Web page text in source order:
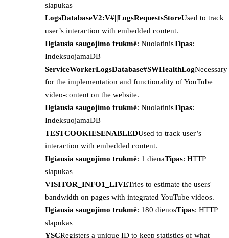
slapukas
LogsDatabaseV2:V#||LogsRequestsStoreUsed to track
user’s interaction with embedded content.
Ilgiausia saugojimo trukmė: NuolatinisTipas:
IndeksuojamaDB
ServiceWorkerLogsDatabase#SWHealthLogNecessary
for the implementation and functionality of YouTube
video-content on the website.
Ilgiausia saugojimo trukmė: NuolatinisTipas:
IndeksuojamaDB
TESTCOOKIESENABLEDUsed to track user’s
interaction with embedded content.
Ilgiausia saugojimo trukmė: 1 dienaTipas: HTTP
slapukas
VISITOR_INFO1_LIVETries to estimate the users'
bandwidth on pages with integrated YouTube videos.
Ilgiausia saugojimo trukmė: 180 dienosTipas: HTTP
slapukas
YSCRegisters a unique ID to keep statistics of what